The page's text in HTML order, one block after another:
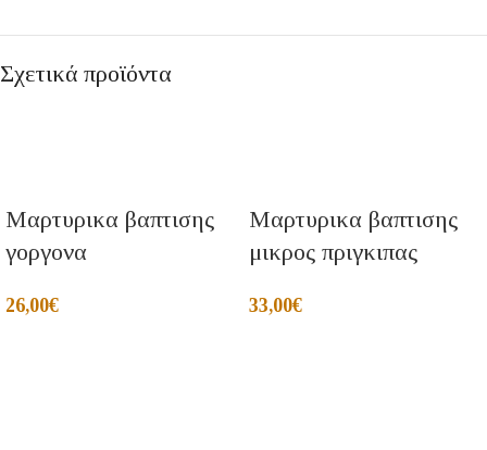
Σχετικά προϊόντα
Μαρτυρικα βαπτισης
γοργονα
26,00€
Μαρτυρικα βαπτισης
μικρος πριγκιπας
33,00€